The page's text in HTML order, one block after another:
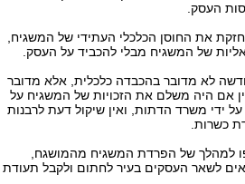
העסק.
את החוסן הכלכלי העתידי של המשגיח,
של המשגיח מבלי להכביד על העסק.
לא מדובר בהכבדה כלכלית, אלא מדובר
אם היה משלם את הזכויות של המשגיח על
ידי משרד הדתות, ואין שיקול דעת לרבנות
כשרות.
למהלך של הפרדת המשגיח מהמושגח,
לשאר העסקים בעיר לחתום ולקבל תעודת